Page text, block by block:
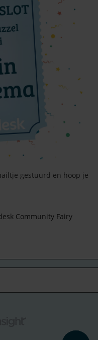
gestuurd en hoop je
Community Fairy